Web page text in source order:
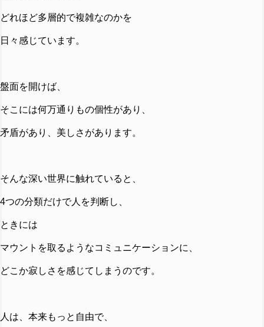
どれほど多層的で複雑なのかを
日々感じています。
盤面を開けば、
そこには何万通りもの個性があり、
矛盾があり、美しさがあります。
そんな深い世界に触れていると、
4つの分類だけで人を判断し、
ときには
マウントを取るようなコミュニケーションに、
どこか寂しさを感じてしまうのです。
人は、本来もっと自由で、